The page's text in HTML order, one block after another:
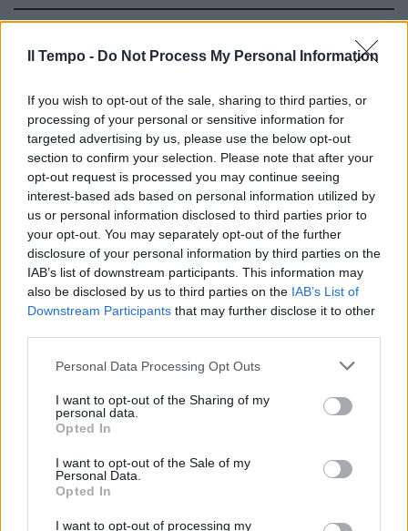
Il Tempo - Do Not Process My Personal Information
If you wish to opt-out of the sale, sharing to third parties, or
processing of your personal or sensitive information for
targeted advertising by us, please use the below opt-out
section to confirm your selection. Please note that after your
opt-out request is processed you may continue seeing
interest-based ads based on personal information utilized by
us or personal information disclosed to third parties prior to
your opt-out. You may separately opt-out of the further
disclosure of your personal information by third parties on the
IAB’s list of downstream participants. This information may
also be disclosed by us to third parties on the IAB’s List of
Downstream Participants that may further disclose it to other
Personal Data Processing Opt Outs
I want to opt-out of the Sharing of my
personal data.
Opted In
I want to opt-out of the Sale of my
Personal Data.
Opted In
I want to opt-out of processing my
VIRUS
West Nile, l'aumento dei casi e il
24/07/2025
Italia patria del circo, i numeri
uno del mondo a Legnago e
Latina
26/09/2024
MALTRATTAMENTI A LATINA
Bimbi abbandonati e "ridotti
come quelli di Auschwitz":
dettagli agghiaccianti
23/09/2024
CARABINIERI
Blitz antimafia ad Aprilia,
indagato anche il sindaco